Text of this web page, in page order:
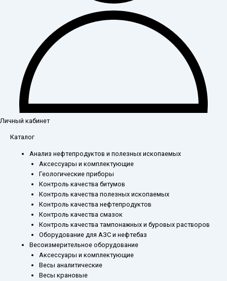
Личный кабинет
Каталог
Анализ нефтепродуктов и полезных ископаемых
Аксессуары и комплектующие
Геологические приборы
Контроль качества битумов
Контроль качества полезных ископаемых
Контроль качества нефтепродуктов
Контроль качества смазок
Контроль качества тампонажных и буровых растворов
Оборудование для АЗС и нефтебаз
Весоизмерительное оборудование
Аксессуары и комплектующие
Весы аналитические
Весы крановые
Количество
Колонка
хроматографическая